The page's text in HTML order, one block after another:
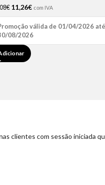
€ 11,26€ com IVA
válida de 01/04/2026 até
08/2026
clientes com sessão iniciada